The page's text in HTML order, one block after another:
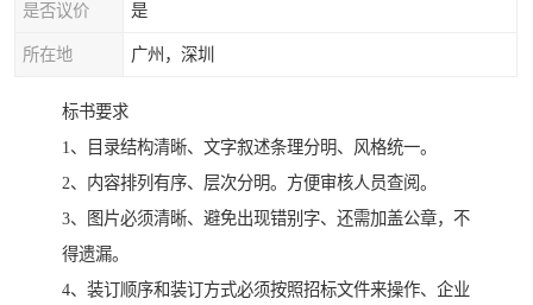
是否议价 是
所在地 广州，深圳
标书要求
1、目录结构清晰、文字叙述条理分明、风格统一。
2、内容排列有序、层次分明。方便审核人员查阅。
3、图片必须清晰、避免出现错别字、还需加盖公章，不
得遗漏。
4、装订顺序和装订方式必须按照招标文件来操作、企业